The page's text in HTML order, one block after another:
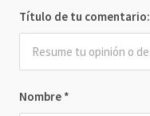
Nombre *
Título de tu comentario: